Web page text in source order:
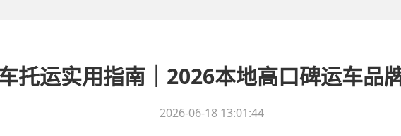
托运实用指南｜2026本地高口碑运车品
2026-06-18 13:01:44